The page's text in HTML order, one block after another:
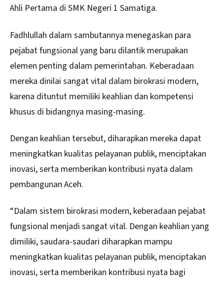
Ahli Pertama di SMK Negeri 1 Samatiga.
Fadhlullah dalam sambutannya menegaskan para
pejabat fungsional yang baru dilantik merupakan
elemen penting dalam pemerintahan. Keberadaan
mereka dinilai sangat vital dalam birokrasi modern,
karena dituntut memiliki keahlian dan kompetensi
khusus di bidangnya masing-masing.
Dengan keahlian tersebut, diharapkan mereka dapat
meningkatkan kualitas pelayanan publik, menciptakan
inovasi, serta memberikan kontribusi nyata dalam
pembangunan Aceh.
“Dalam sistem birokrasi modern, keberadaan pejabat
fungsional menjadi sangat vital. Dengan keahlian yang
dimiliki, saudara-saudari diharapkan mampu
meningkatkan kualitas pelayanan publik, menciptakan
inovasi, serta memberikan kontribusi nyata bagi